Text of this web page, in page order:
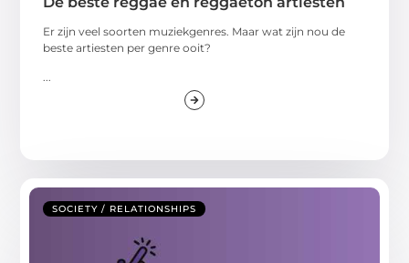
Er zijn veel soorten muziekgenres. Maar wat zijn nou de
beste artiesten per genre ooit?
...
SOCIETY / RELATIONSHIPS